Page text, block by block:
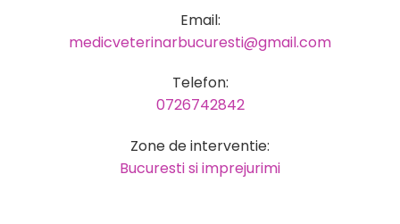
Email:
medicveterinarbucuresti@gmail.com
Telefon:
0726742842
Zone de interventie:
Bucuresti si imprejurimi